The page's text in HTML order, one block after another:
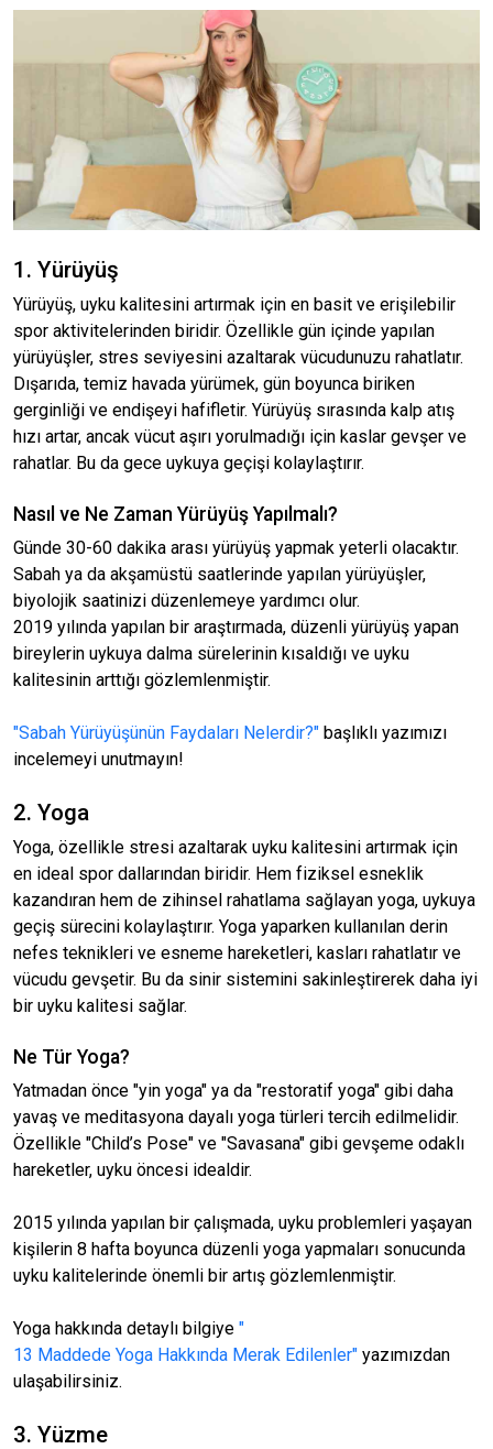
1. Yürüyüş
Yürüyüş, uyku kalitesini artırmak için en basit ve erişilebilir
spor aktivitelerinden biridir. Özellikle gün içinde yapılan
yürüyüşler, stres seviyesini azaltarak vücudunuzu rahatlatır.
Dışarıda, temiz havada yürümek, gün boyunca biriken
gerginliği ve endişeyi hafifletir. Yürüyüş sırasında kalp atış
hızı artar, ancak vücut aşırı yorulmadığı için kaslar gevşer ve
rahatlar. Bu da gece uykuya geçişi kolaylaştırır.
Nasıl ve Ne Zaman Yürüyüş Yapılmalı?
Günde 30-60 dakika arası yürüyüş yapmak yeterli olacaktır.
Sabah ya da akşamüstü saatlerinde yapılan yürüyüşler,
biyolojik saatinizi düzenlemeye yardımcı olur.
2019 yılında yapılan bir araştırmada, düzenli yürüyüş yapan
bireylerin uykuya dalma sürelerinin kısaldığı ve uyku
kalitesinin arttığı gözlemlenmiştir.
"Sabah Yürüyüşünün Faydaları Nelerdir?" başlıklı yazımızı
incelemeyi unutmayın!
2. Yoga
Yoga, özellikle stresi azaltarak uyku kalitesini artırmak için
en ideal spor dallarından biridir. Hem fiziksel esneklik
kazandıran hem de zihinsel rahatlama sağlayan yoga, uykuya
geçiş sürecini kolaylaştırır. Yoga yaparken kullanılan derin
nefes teknikleri ve esneme hareketleri, kasları rahatlatır ve
vücudu gevşetir. Bu da sinir sistemini sakinleştirerek daha iyi
bir uyku kalitesi sağlar.
Ne Tür Yoga?
Yatmadan önce "yin yoga" ya da "restoratif yoga" gibi daha
yavaş ve meditasyona dayalı yoga türleri tercih edilmelidir.
Özellikle "Child’s Pose" ve "Savasana" gibi gevşeme odaklı
hareketler, uyku öncesi idealdir.
2015 yılında yapılan bir çalışmada, uyku problemleri yaşayan
kişilerin 8 hafta boyunca düzenli yoga yapmaları sonucunda
uyku kalitelerinde önemli bir artış gözlemlenmiştir.
Yoga hakkında detaylı bilgiye "
13 Maddede Yoga Hakkında Merak Edilenler" yazımızdan
ulaşabilirsiniz.
3. Yüzme